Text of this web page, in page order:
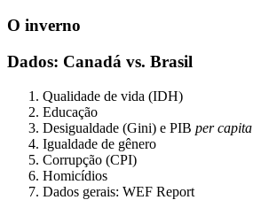
O inverno
Dados: Canadá vs. Brasil
Qualidade de vida (IDH)
Educação
Desigualdade (Gini) e PIB per capita
Igualdade de gênero
Corrupção (CPI)
Homicídios
Dados gerais: WEF Report